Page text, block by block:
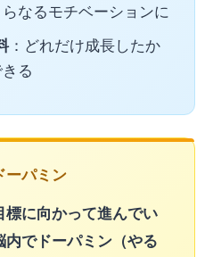
なるモチベーションに
：どれだけ成長したか
る
ーパミン
標に向かって進んでい
でドーパミン（やる